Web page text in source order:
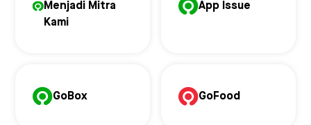
Menjadi Mitra
Kami
App Issue
GoBox GoFood